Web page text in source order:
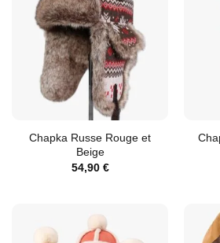
Chapka Russe Rouge et
Beige
54,90 €